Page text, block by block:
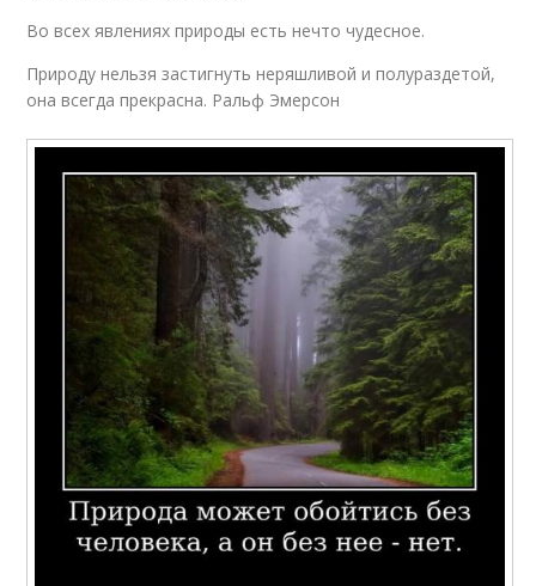
Во всех явлениях природы есть нечто чудесное.
Природу нельзя застигнуть неряшливой и полураздетой,
она всегда прекрасна. Ральф Эмерсон